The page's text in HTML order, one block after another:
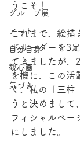
グループ展
アート
自分自身
観心画
気づき
うこそ！
これまで、絵描
ドリーダーを3
てきましたが、
を機に、この活
く、私の「三柱
うと決めまして
フィシャルペー
にしました。